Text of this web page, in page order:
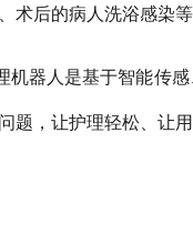
术后的病人洗浴感染等
机器人是基于智能传
题，让护理轻松、让用